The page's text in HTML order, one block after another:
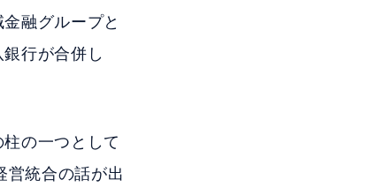
融グループと
行が合併し
の一つとして
営統合の話が出